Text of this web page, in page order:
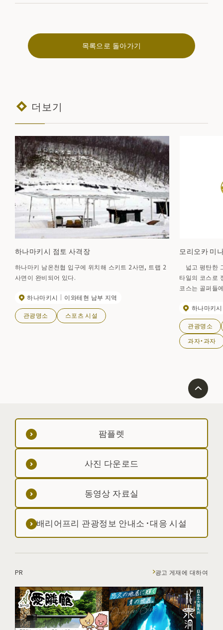
목록으로 돌아가기
더보기
하나마키시 점토 사격장
하나마키 남온천협 입구에 위치해 스키트 2사면, 트랩 2
사면이 완비되어 있다.
하나마키시 이와테현 남부 지역
관광명소 스포츠 시설
모리오카 미
넓고 평탄한
타일의 코스로
코스는 골퍼들
영업기간 3월
하나마키시
관광명소
과자・과자
팜플렛
사진 다운로드
동영상 자료실
배리어프리 관광정보 안내소·대응 시설
PR 광고 게재에 대하여